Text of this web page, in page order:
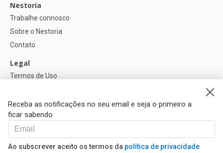
Receba as notificações no seu email e seja o primeiro a
ficar sabendo
Ao subscrever aceito os termos da política de privacidade
Nestoria
Trabalhe connosco
Sobre o Nestoria
Contato
Legal
Termos de Uso
Política de Cookies
Ajuda
FAQ
Nossos Parceiros